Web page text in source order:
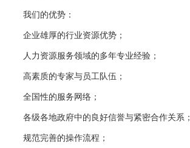
我们的优势：
企业雄厚的行业资源优势；
人力资源服务领域的多年专业经验；
高素质的专家与员工队伍；
全国性的服务网络；
各级各地政府中的良好信誉与紧密合作关系；
规范完善的操作流程；